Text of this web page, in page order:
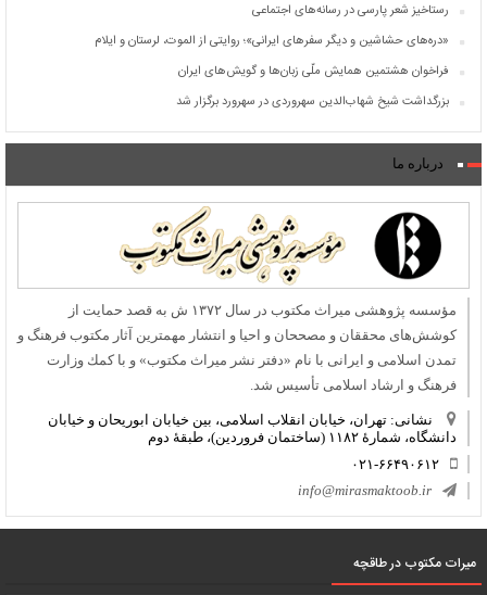
رستاخیز شعر پارسی در رسانه‌های اجتماعی
«دره‌های حشاشین و دیگر سفرهای ایرانی»؛ روایتی از الموت، لرستان و ایلام
فراخوان هشتمین همایش ملّی زبان‌ها و گویش‌های ایران
بزرگداشت شیخ شهاب‌الدین سهروردی در سهرورد برگزار شد
درباره ما
مؤسسه پژوهشی میراث مكتوب در سال ۱۳۷۲ ش به قصد حمایت از
كوشش‌های محققان و مصححان و احیا و انتشار مهمترین آثار مكتوب فرهنگ و
تمدن اسلامی و ایرانی با نام «دفتر نشر میراث مكتوب» و با كمك وزارت
فرهنگ و ارشاد اسلامی تأسیس شد.
نشانی: تهران، خیابان انقلاب اسلامی، بین خیابان ابوریحان و خیابان
دانشگاه، شمارۀ ۱۱۸۲ (ساختمان فروردین)، طبقۀ دوم
۰۲۱-۶۶۴۹۰۶۱۲
info@mirasmaktoob.ir
میرات مکتوب در طاقچه